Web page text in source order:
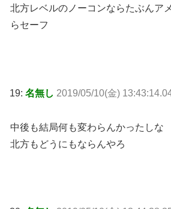
北方レベルのノーコンならたぶんア
らセーフ
19: 名無し 2019/05/10(金)
中後も結局何も変わらんかったしな
北方もどうにもならんやろ